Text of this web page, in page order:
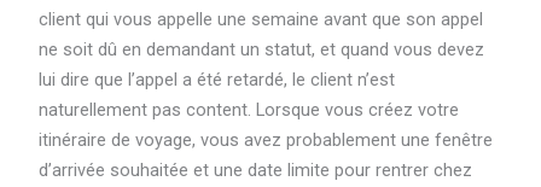
client qui vous appelle une semaine avant que son appel
ne soit dû en demandant un statut, et quand vous devez
lui dire que l’appel a été retardé, le client n’est
naturellement pas content. Lorsque vous créez votre
itinéraire de voyage, vous avez probablement une fenêtre
d’arrivée souhaitée et une date limite pour rentrer chez